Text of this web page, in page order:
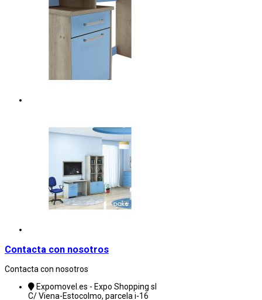
Contacta con nosotros
Contacta con nosotros
Expomovel.es - Expo Shopping sl
C/ Viena-Estocolmo, parcela i-16